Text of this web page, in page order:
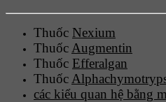
Thuốc Nexium
Thuốc Augmentin
Thuốc Efferalgan
Thuốc
các kiểu quan hệ bằng